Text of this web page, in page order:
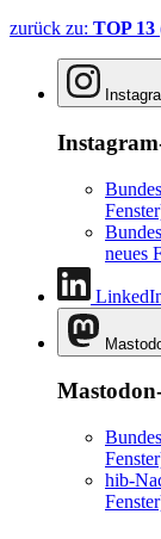
zurück zu: TOP 13
neues
hib-